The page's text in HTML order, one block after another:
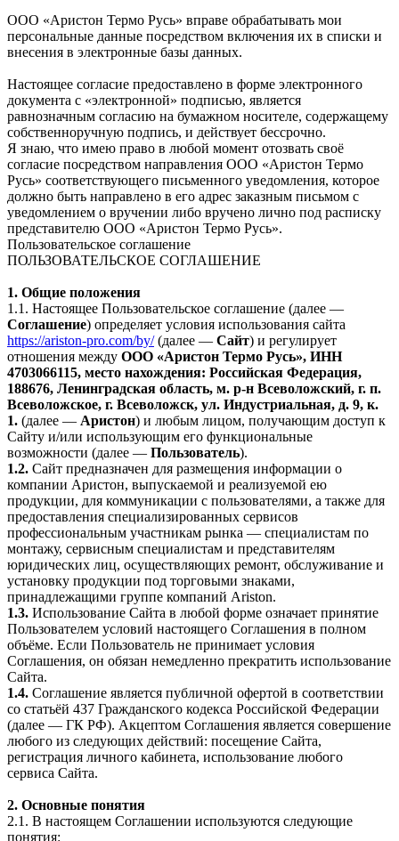
ООО «Аристон Термо Русь» вправе обрабатывать мои
персональные данные посредством включения их в списки и
внесения в электронные базы данных.
Настоящее согласие предоставлено в форме электронного
документа с «электронной» подписью, является
равнозначным согласию на бумажном носителе, содержащему
собственноручную подпись, и действует бессрочно.
Я знаю, что имею право в любой момент отозвать своё
согласие посредством направления ООО «Аристон Термо
Русь» соответствующего письменного уведомления, которое
должно быть направлено в его адрес заказным письмом с
уведомлением о вручении либо вручено лично под расписку
представителю ООО «Аристон Термо Русь».
Пользовательское соглашение
ПОЛЬЗОВАТЕЛЬСКОЕ СОГЛАШЕНИЕ
1. Общие положения
1.1. Настоящее Пользовательское соглашение (далее —
Соглашение) определяет условия использования сайта
https://ariston-pro.com/by/(далее — Сайт) и регулирует
отношения между ООО «Аристон Термо Русь», ИНН
4703066115, место нахождения: Российская Федерация,
188676, Ленинградская область, м. р-н Всеволожский, г. п.
Всеволожское, г. Всеволожск, ул. Индустриальная, д. 9, к.
1. (далее — Аристон) и любым лицом, получающим доступ к
Сайту и/или использующим его функциональные
возможности (далее — Пользователь).
1.2. Сайт предназначен для размещения информации о
компании Аристон, выпускаемой и реализуемой ею
продукции, для коммуникации с пользователями, а также для
предоставления специализированных сервисов
профессиональным участникам рынка — специалистам по
монтажу, сервисным специалистам и представителям
юридических лиц, осуществляющих ремонт, обслуживание и
установку продукции под торговыми знаками,
принадлежащими группе компаний Ariston.
1.3. Использование Сайта в любой форме означает принятие
Пользователем условий настоящего Соглашения в полном
объёме. Если Пользователь не принимает условия
Соглашения, он обязан немедленно прекратить использование
Сайта.
1.4. Соглашение является публичной офертой в соответствии
со статьёй 437 Гражданского кодекса Российской Федерации
(далее — ГК РФ). Акцептом Соглашения является совершение
любого из следующих действий: посещение Сайта,
регистрация личного кабинета, использование любого
сервиса Сайта.
2. Основные понятия
2.1. В настоящем Соглашении используются следующие
понятия: